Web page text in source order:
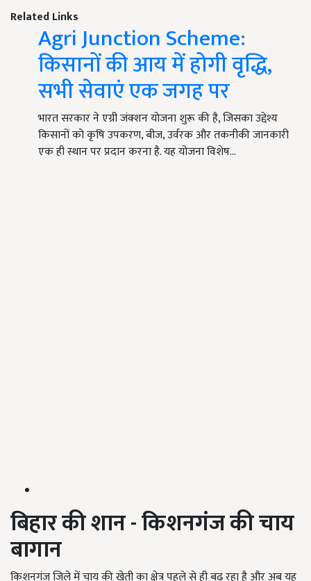
Related Links
Agri Junction Scheme:
किसानों की आय में होगी वृद्धि,
सभी सेवाएं एक जगह पर
भारत सरकार ने एग्री जंक्शन योजना शुरू की है, जिसका उद्देश्य
किसानों को कृषि उपकरण, बीज, उर्वरक और तकनीकी जानकारी
एक ही स्थान पर प्रदान करना है. यह योजना विशेष…
बिहार की शान - किशनगंज की चाय
बागान